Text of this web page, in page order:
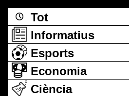
Tot
Informatius
Esports
Economia
Ciència